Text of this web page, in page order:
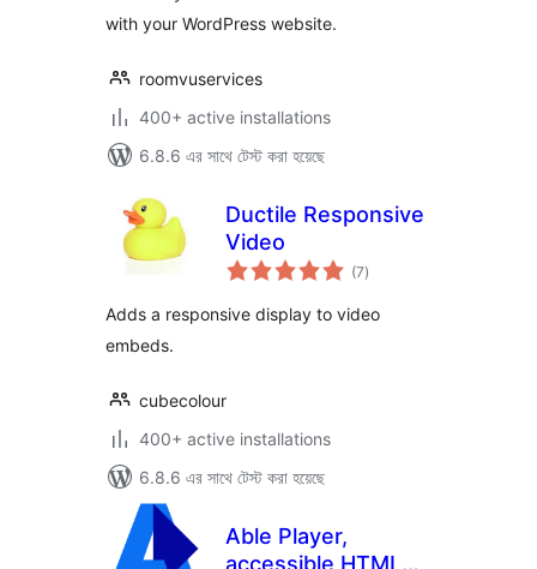
with your WordPress website.
roomvuservices
400+ active installations
6.8.6 এর সাথে টেস্ট করা হয়েছে
Ductile Responsive
Video
(7total
ratings
)
Adds a responsive display to video
embeds.
cubecolour
400+ active installations
6.8.6 এর সাথে টেস্ট করা হয়েছে
Able Player,
accessible HTML5